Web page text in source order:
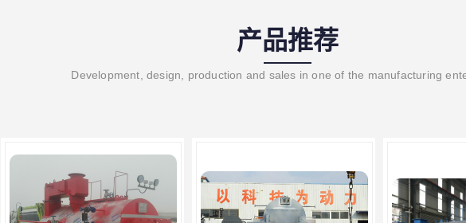
产品推荐
Development, design, production and sales in one of the manufacturing